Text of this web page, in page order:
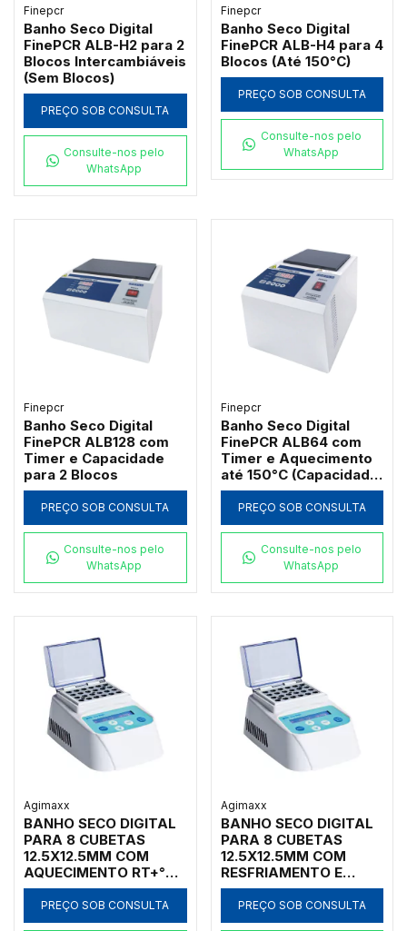
Finepcr
Banho Seco Digital
FinePCR ALB-H2 para 2
Blocos Intercambiáveis
(Sem Blocos)
PREÇO SOB CONSULTA
Consulte-nos pelo
WhatsApp
Finepcr
Banho Seco Digital
FinePCR ALB-H4 para 4
Blocos (Até 150°C)
PREÇO SOB CONSULTA
Consulte-nos pelo
WhatsApp
Finepcr
Banho Seco Digital
FinePCR ALB128 com
Timer e Capacidade
para 2 Blocos
PREÇO SOB CONSULTA
Consulte-nos pelo
WhatsApp
Finepcr
Banho Seco Digital
FinePCR ALB64 com
Timer e Aquecimento
até 150°C (Capacidade
1 Bloco)
PREÇO SOB CONSULTA
Consulte-nos pelo
WhatsApp
Agimaxx
BANHO SECO DIGITAL
PARA 8 CUBETAS
12.5X12.5MM COM
AQUECIMENTO RT+°5C
ATÉ 100°C SEM
AGITAÇÃO COM
TAMPA AQUECIDA E
PREÇO SOB CONSULTA
Agimaxx
BANHO SECO DIGITAL
PARA 8 CUBETAS
12.5X12.5MM COM
RESFRIAMENTO E
AQUECIMENTO DE
-10°C ATÉ 100°C SEM
AGITAÇÃO TAMPA
PREÇO SOB CONSULTA